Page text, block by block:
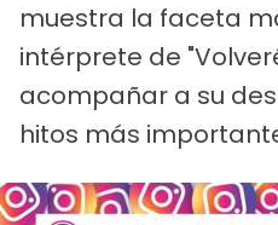
muestra la faceta
intérprete de
acompañar a su
hitos más